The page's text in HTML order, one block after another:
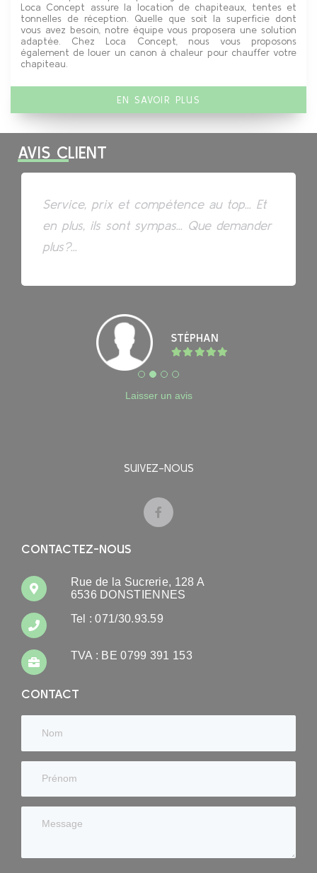
Loca Concept assure la location de chapiteaux, tentes et
tonnelles de réception. Quelle que soit la superficie dont
vous avez besoin, notre équipe vous proposera une solution
adaptée. Chez Loca Concept, nous vous proposons
également de louer un canon à chaleur pour chauffer votre
chapiteau.
EN SAVOIR PLUS
AVIS CLIENT
Du materiel de qualité, un service au
top, un chef souriant et dynamique, une
référence pour nos évènements !...
RAAL
Service, prix et compétence au top... Et
en plus, ils sont sympas... Que demander
plus?...
STÉPHAN
Un service au top...
Service de location Horeca et autres
attractions diverses. Des professionnels
soigneux et précis....
FRED
Laisser un avis
SUIVEZ-NOUS
CONTACTEZ-NOUS
Rue de la Sucrerie, 128 A
6536 DONSTIENNES
Tel : 071/30.93.59
TVA : BE 0799 391 153
CONTACT